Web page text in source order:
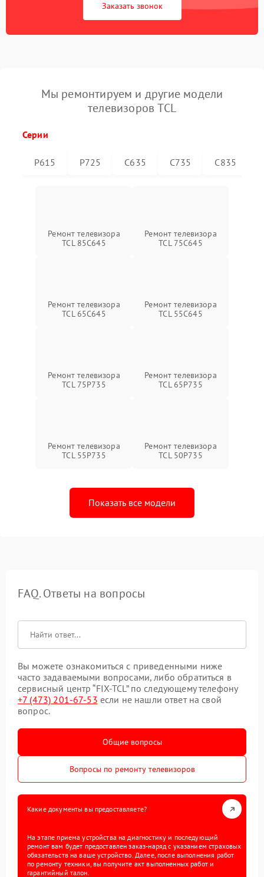
Заказать звонок
Мы ремонтируем и другие модели
телевизоров TCL
Серии
P615 P725 C635 C735 C835
Ремонт телевизора
TCL 85C645
Ремонт телевизора
TCL 75C645
Ремонт телевизора
TCL 65C645
Ремонт телевизора
TCL 55C645
Ремонт телевизора
TCL 75P735
Ремонт телевизора
TCL 65P735
Ремонт телевизора
TCL 55P735
Ремонт телевизора
TCL 50P735
Показать все модели
FAQ. Ответы на вопросы
Вы можете ознакомиться с приведенными ниже
часто задаваемыми вопросами, либо обратиться в
сервисный центр “FIX-TCL” по следующему телефону
+7 (473) 201-67-53 если не нашли ответ на свой
вопрос.
Общие вопросы
Вопросы по ремонту телевизоров
Какие документы вы предоставляете?
На этапе приема устройства на диагностику и последующий
ремонт вам будет предоставлен заказ-наряд с указанием страховых
обязательств на ваше устройство. Далее, после выполнения работ
по ремонту техники, вы получите акт выполненных работ и
гарантийный талон.